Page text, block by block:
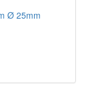
Ø 25mm